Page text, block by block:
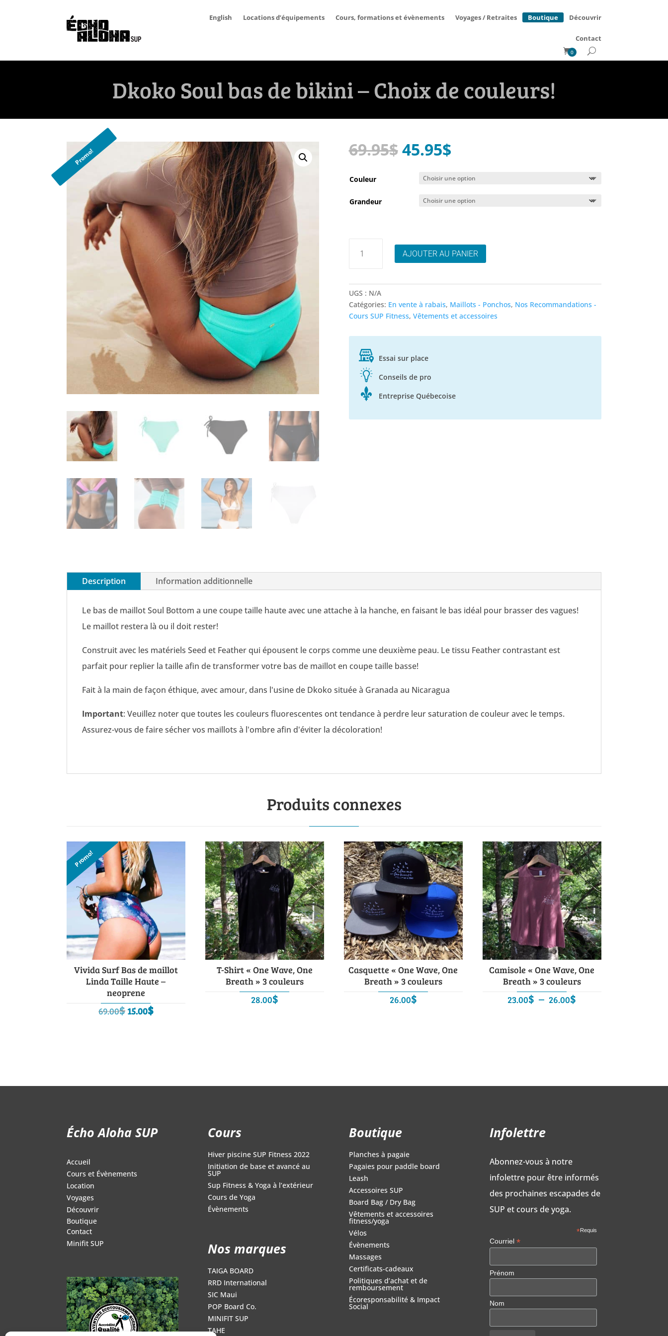
English Locations d’équipements Cours, formations et évènements Voyages / Retraites Boutique Découvrir
Contact
0
Dkoko Soul bas de bikini – Choix de couleurs!
Promo! 69.95$Le
initial
était :
45.95$Le
actuel
est :
Couleur
Grandeur
bas
de
bikini
Choix
couleurs!
AJOUTER AU PANIER
UGS : N/A
Catégories: En vente à rabais, Maillots - Ponchos, Nos Recommandations -
Cours SUP Fitness, Vêtements et accessoires
Essai sur place
Conseils de pro
Entreprise Québecoise
Description Information additionnelle
Le bas de maillot Soul Bottom a une coupe taille haute avec une attache à la hanche, en faisant le bas idéal pour brasser des vagues!
Le maillot restera là ou il doit rester!
Construit avec les matériels Seed et Feather qui épousent le corps comme une deuxième peau. Le tissu Feather contrastant est
parfait pour replier la taille afin de transformer votre bas de maillot en coupe taille basse!
Fait à la main de façon éthique, avec amour, dans l'usine de Dkoko située à Granada au Nicaragua
Important: Veuillez noter que toutes les couleurs fluorescentes ont tendance à perdre leur saturation de couleur avec le temps.
Assurez-vous de faire sécher vos maillots à l'ombre afin d'éviter la décoloration!
Produits connexes
Promo!
Vivida Surf Bas de maillot
Linda Taille Haute –
neoprene
69.00$Le
15.00$Le
T-Shirt « One Wave, One
Breath » 3 couleurs
28.00$
Casquette « One Wave, One
Breath » 3 couleurs
26.00$
Camisole « One Wave, One
Breath » 3 couleurs
23.00$ – 26.00$
Écho Aloha SUP
Accueil
Cours et Évènements
Location
Voyages
Découvrir
Boutique
Contact
Minifit SUP
Cours
Hiver piscine SUP Fitness 2022
Initiation de base et avancé au
SUP
Sup Fitness & Yoga à l’extérieur
Cours de Yoga
Évènements
Nos marques
TAIGA BOARD
RRD International
SIC Maui
POP Board Co.
MINIFIT SUP
TAHE
Boutique
Planches à pagaie
Pagaies pour paddle board
Leash
Accessoires SUP
Board Bag / Dry Bag
Vêtements et accessoires
fitness/yoga
Vélos
Évènements
Massages
Certificats-cadeaux
Politiques d’achat et de
remboursement
Écoresponsabilité & Impact
Social
Infolettre
Abonnez-vous à notre
infolettre pour être informés
des prochaines escapades de
SUP et cours de yoga.
*Requis
Courriel*
Prénom
Nom